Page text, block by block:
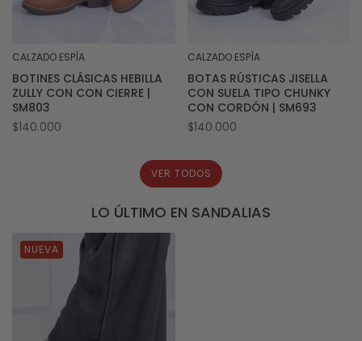
Proveedor:
CALZADO ESPÍA
BOTINES CLÁSICAS HEBILLA
ZULLY CON CON CIERRE |
SM803
Precio
$140.000
Proveedor:
CALZADO ESPÍA
BOTAS RÚSTICAS JISELLA
CON SUELA TIPO CHUNKY
CON CORDÓN | SM693
Precio
$140.000
VER TODOS
LO ÚLTIMO EN SANDALIAS
NUEVA